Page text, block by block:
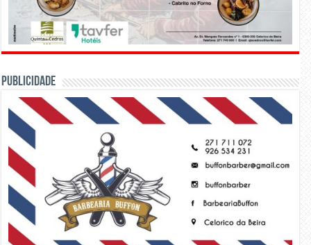
PUBLICIDADE